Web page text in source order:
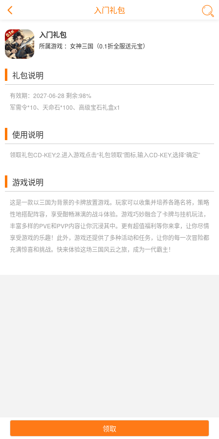
入门礼包
入门礼包
所属游戏 ： 女神三国（0.1折全服送元宝）
礼包说明
有效期：2027-06-28 剩余:98%
军需令*10、天命石*100、高级宝石礼盒x1
使用说明
领取礼包CD-KEY;2.进入游戏点击“礼包领取”图标,输入CD-KEY,选择“确定”
游戏说明
这是一款以三国为背景的卡牌放置游戏。玩家可以收集并培养各路名将，策略
性地搭配阵容，享受酣畅淋漓的战斗体验。游戏巧妙融合了卡牌与挂机玩法，
丰富多样的PVE和PVP内容让你沉浸其中。更有超值福利等你来拿，让你尽情
享受游戏的乐趣！此外，游戏还提供了多种活动和任务，让你的每一次冒险都
充满惊喜和挑战。快来体验这场三国风云之旅，成为一代霸主！
领取